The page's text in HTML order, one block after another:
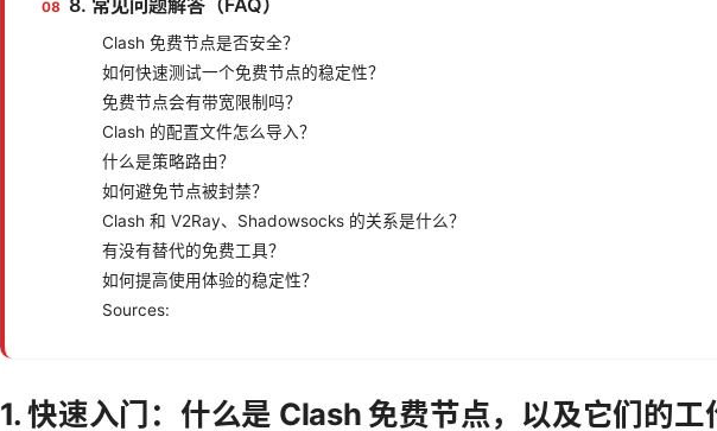
8. 常见问题解答（FAQ）
Clash 免费节点是否安全？
如何快速测试一个免费节点的稳定性？
免费节点会有带宽限制吗？
Clash 的配置文件怎么导入？
什么是策略路由？
如何避免节点被封禁？
Clash 和 V2Ray、Shadowsocks 的关系是什么？
有没有替代的免费工具？
如何提高使用体验的稳定性？
Sources:
1. 快速入门：什么是 Clash 免费节点，以及它们的工